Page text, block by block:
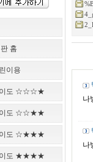
홈
이용
이도 ☆☆☆★
이도 ☆☆★★
이도 ☆★★★
이도 ★★★★
나
나